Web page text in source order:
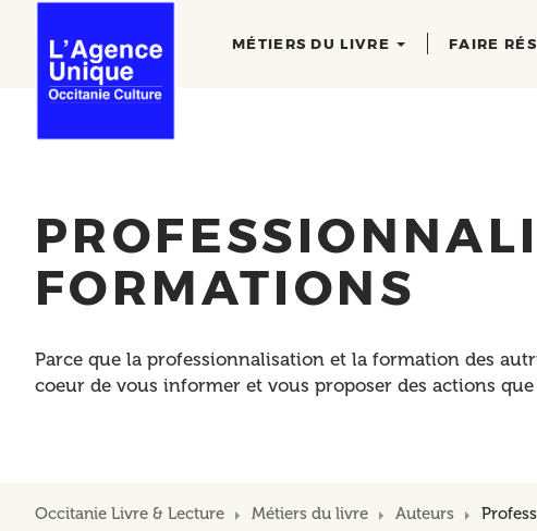
contenu
principal
navigation
MÉTIERS DU LIVRE FAIRE
FORMATIONS
Parce que la professionnalisation et la formation des
coeur de vous informer et vous proposer des actions
Occitanie Livre & Lecture Métiers du livre Auteurs